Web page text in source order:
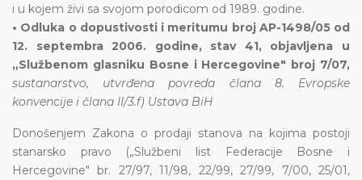
i u kojem živi sa svojom porodicom od 1989. godine.
• Odluka o dopustivosti i meritumu broj AP-1498/05 od
12. septembra 2006. godine, stav 41, objavljena u
„Službenom glasniku Bosne i Hercegovine" broj 7/07,
sustanarstvo, utvrđena povreda člana 8. Evropske
konvencije i člana II/3.f) Ustava BiH
Donošenjem Zakona o prodaji stanova na kojima postoji
stanarsko pravo („Službeni list Federacije Bosne i
Hercegovine" br. 27/97, 11/98, 22/99, 27/99, 7/00, 25/01,